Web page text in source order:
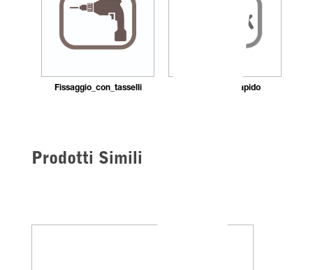
Fissaggio_con_tasselli Montaggio_rapido
Prodotti Simili